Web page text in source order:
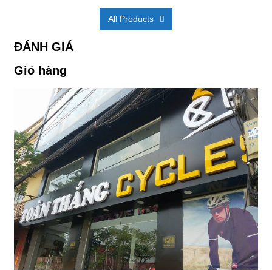
All Products
ĐÁNH GIÁ
Giỏ hàng